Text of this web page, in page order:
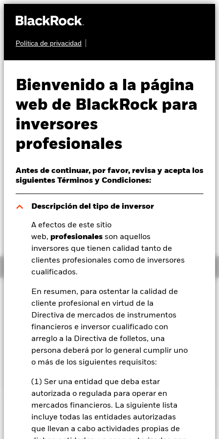
Política de privacidad
Bienvenido a la página
web de BlackRock para
inversores
profesionales
Antes de continuar, por favor, revisa y acepta los
siguientes Términos y Condiciones:
Descripción del tipo de inversor
A efectos de este sitio
web, profesionales son aquellos
inversores que tienen calidad tanto de
clientes profesionales como de inversores
cualificados.
En resumen, para ostentar la calidad de
cliente profesional en virtud de la
Directiva de mercados de instrumentos
financieros e inversor cualificado con
arreglo a la Directiva de folletos, una
persona deberá por lo general cumplir uno
o más de los siguientes requisitos:
(1) Ser una entidad que deba estar
autorizada o regulada para operar en
mercados financieros. La siguiente lista
incluye todas las entidades autorizadas
que llevan a cabo actividades propias de
Perspectivas
Visión de mercado
Educación
Profesionales
España
Change location
BlackRock
iShares
Nuestra compañía
USD 14,19
52 Semanas: 13,78 - 14,34
Variación del valor liquidativo a 07 ago 2026
USD 0,00 (0,00%)
Información general
Filosofía de inversión
El Fondo Euro Bond busca maximizar los beneficios totales.
El Fondo invierte un mínimo del 80 % de sus activos totales
en valores transferibles de renta fija con calificación
crediticia. Al menos un 70 % de sus activos totales se
invertirán en valores transferibles de renta fija denominados
en euros. La exposición a las divisas se gestiona de forma
flexible.
de las inversiones y los ingresos derivados de ellas pueden
subir o bajar, y no están garantizados. Es posible que los